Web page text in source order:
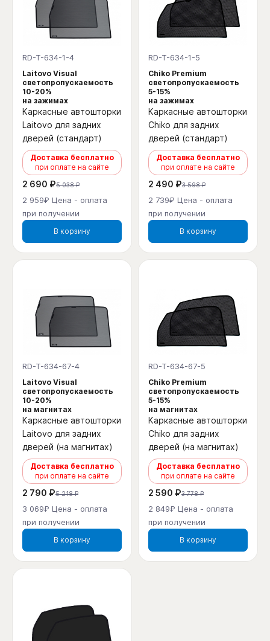
RD-T-634-1-4
Laitovo Visual
светопропускаемость
10-20%
на зажимах
Каркасные автошторки
Laitovo для задних
дверей (стандарт)
Доставка бесплатно
при оплате на сайте
2 690 ₽5 038 ₽
2 959₽ Цена - оплата
при получении
В корзину
RD-T-634-1-5
Chiko Premium
светопропускаемость
5-15%
на зажимах
Каркасные автошторки
Chiko для задних
дверей (стандарт)
Доставка бесплатно
при оплате на сайте
2 490 ₽3 598 ₽
2 739₽ Цена - оплата
при получении
В корзину
RD-T-634-67-4
Laitovo Visual
светопропускаемость
10-20%
на магнитах
Каркасные автошторки
Laitovo для задних
дверей (на магнитах)
Доставка бесплатно
при оплате на сайте
2 790 ₽5 218 ₽
3 069₽ Цена - оплата
при получении
В корзину
RD-T-634-67-5
Chiko Premium
светопропускаемость
5-15%
на магнитах
Каркасные автошторки
Chiko для задних
дверей (на магнитах)
Доставка бесплатно
при оплате на сайте
2 590 ₽3 778 ₽
2 849₽ Цена - оплата
при получении
В корзину